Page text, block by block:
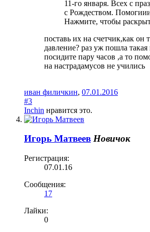
11-го января. Всех с
с Рождеством.
Нажмите, чтобы
поставь их на счетчик,как он
давление? раз уж пошла такая
посидите пару часов ,а то
на настрадамусов не учились
иван филичкин, 07.01.2016
#3
Inchin нравится это.
Игорь Матвеев Новичок
Регистрация:
07.01.16
Сообщения:
17
Лайки:
0